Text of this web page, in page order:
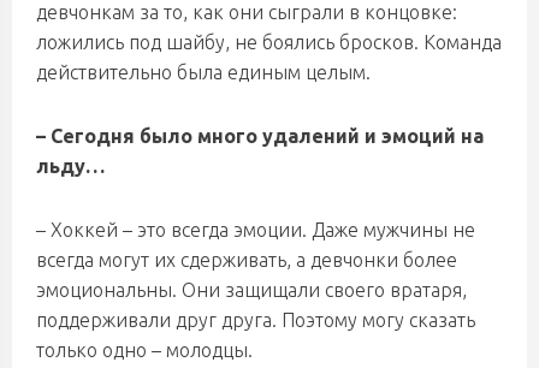
девчонкам за то, как они сыграли в концовке:
ложились под шайбу, не боялись бросков. Команда
действительно была единым целым.
– Сегодня было много удалений и эмоций на
льду…
– Хоккей – это всегда эмоции. Даже мужчины не
всегда могут их сдерживать, а девчонки более
эмоциональны. Они защищали своего вратаря,
поддерживали друг друга. Поэтому могу сказать
только одно – молодцы.